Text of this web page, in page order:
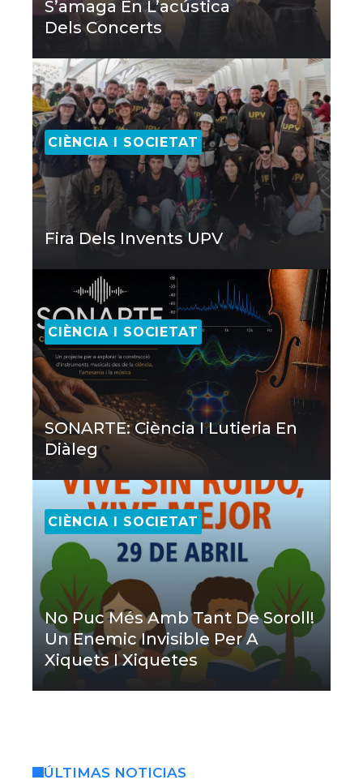
S’amaga En L’acústica
Dels Concerts
CIÈNCIA I SOCIETAT
Fira Dels Invents UPV
CIÈNCIA I SOCIETAT
SONARTE: Ciència I Lutieria En
Diàleg
CIÈNCIA I SOCIETAT
No Puc Més Amb Tant De Soroll!
Un Enemic Invisible Per A
Xiquets I Xiquetes
ÚLTIMAS NOTICIAS